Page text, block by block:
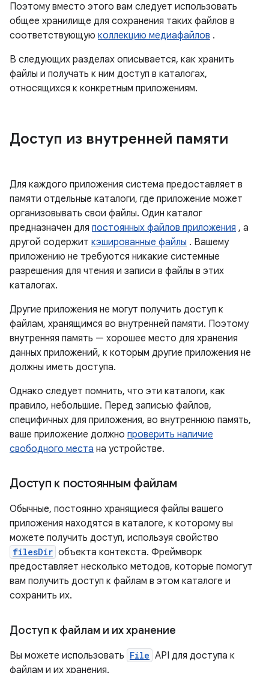
Поэтому вместо этого вам следует использовать
общее хранилище для сохранения таких файлов в
соответствующую коллекцию медиафайлов .
В следующих разделах описывается, как хранить
файлы и получать к ним доступ в каталогах,
относящихся к конкретным приложениям.
Доступ из внутренней памяти
Для каждого приложения система предоставляет в
памяти отдельные каталоги, где приложение может
организовывать свои файлы. Один каталог
предназначен для постоянных файлов приложения , а
другой содержит кэшированные файлы . Вашему
приложению не требуются никакие системные
разрешения для чтения и записи в файлы в этих
каталогах.
Другие приложения не могут получить доступ к
файлам, хранящимся во внутренней памяти. Поэтому
внутренняя память — хорошее место для хранения
данных приложений, к которым другие приложения не
должны иметь доступа.
Однако следует помнить, что эти каталоги, как
правило, небольшие. Перед записью файлов,
специфичных для приложения, во внутреннюю память,
ваше приложение должно проверить наличие
свободного места на устройстве.
Доступ к постоянным файлам
Обычные, постоянно хранящиеся файлы вашего
приложения находятся в каталоге, к которому вы
можете получить доступ, используя свойство
filesDir объекта контекста. Фреймворк
предоставляет несколько методов, которые помогут
вам получить доступ к файлам в этом каталоге и
сохранить их.
Доступ к файлам и их хранение
Вы можете использовать File API для доступа к
файлам и их хранения.